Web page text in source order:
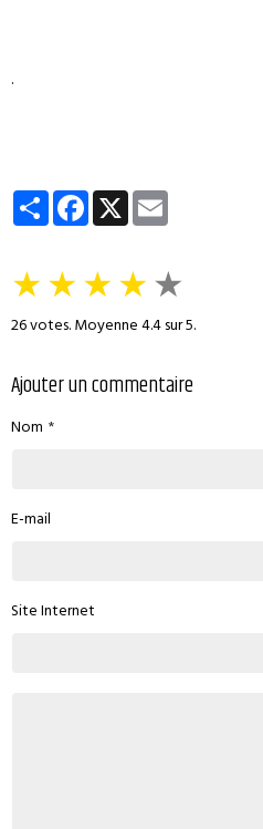
.
PartagerFacebook
X
★★★★★
26votes. Moyenne4.4sur 5.
Ajouter un commentaire
Nom
E-mail
Site Internet